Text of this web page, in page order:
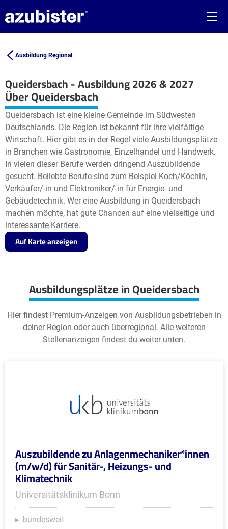
Ausbildung Regional
Queidersbach - Ausbildung 2026 & 2027
+
−
Leaflet| ©OpenStreetMap2 contributors
Über Queidersbach
Queidersbach ist eine kleine Gemeinde im Südwesten
Deutschlands. Die Region ist bekannt für ihre vielfältige
Wirtschaft. Hier gibt es in der Regel viele Ausbildungsplätze
in Branchen wie Gastronomie, Einzelhandel und Handwerk.
In vielen dieser Berufe werden dringend Auszubildende
gesucht. Beliebte Berufe sind zum Beispiel Koch/Köchin,
Verkäufer/-in und Elektroniker/-in für Energie- und
Gebäudetechnik. Wer eine Ausbildung in Queidersbach
machen möchte, hat gute Chancen auf eine vielseitige und
interessante Karriere.
Auf Karte anzeigen
Ausbildungsplätze in Queidersbach
Hier findest Premium-Anzeigen von Ausbildungsbetrieben in
deiner Region oder auch überregional. Alle weiteren
Stellenanzeigen findest du weiter unten.
Auszubildende zu Anlagenmechaniker*innen
(m/w/d) für Sanitär-, Heizungs- und
Klimatechnik
Universitätsklinikum Bonn
bundesweit